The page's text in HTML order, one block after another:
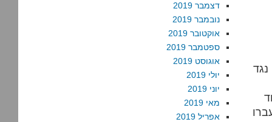
דצמבר 2019
נובמבר 2019
אוקטובר 2019
ספטמבר 2019
אוגוסט 2019
יולי 2019
יוני 2019
מאי 2019
אפריל 2019